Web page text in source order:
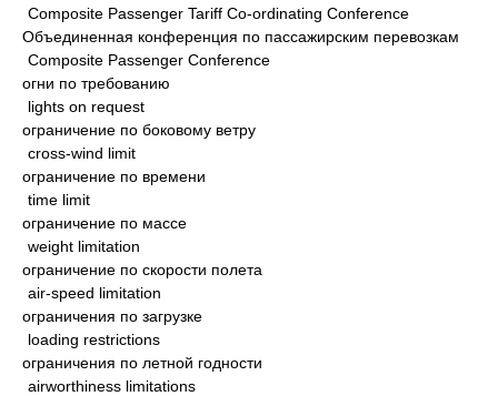
Composite Passenger Tariff Co-ordinating Conference
Объединенная конференция по пассажирским перевозкам
Composite Passenger Conference
огни по требованию
lights on request
ограничение по боковому ветру
cross-wind limit
ограничение по времени
time limit
ограничение по массе
weight limitation
ограничение по скорости полета
air-speed limitation
ограничения по загрузке
loading restrictions
ограничения по летной годности
airworthiness limitations